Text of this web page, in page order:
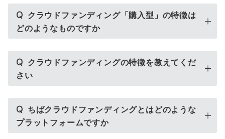
Q クラウドファンディング「購入型」の特徴は
どのようなものですか
Q クラウドファンディングの特徴を教えてくだ
さい
Q ちばクラウドファンディングとはどのような
プラットフォームですか